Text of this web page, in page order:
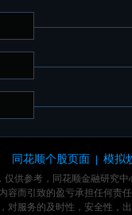
同花顺个股页面 模拟
供参考，同花顺金融研究
容而引致的盈亏承担任何
对服务的及时性，安全性，